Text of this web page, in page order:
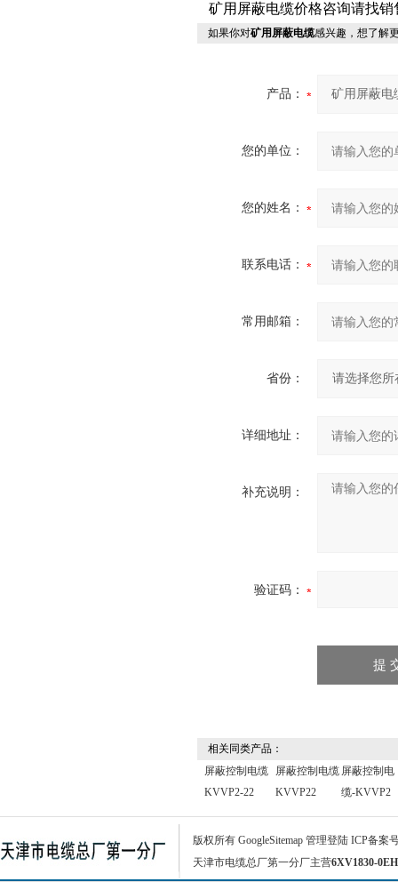
矿用屏蔽电缆价格咨询请找销
如果你对矿用屏蔽电缆感兴趣，想了解
产品：
您的单位：
您的姓名：
联系电话：
常用邮箱：
省份：
详细地址：
补充说明：
验证码：
相关同类产品：
屏蔽控制电缆
KVVP2-22
屏蔽控制电缆
KVVP22
屏蔽控制电
缆-KVVP2
版权所有 GoogleSitemap 管理登陆 ICP备案
天津市电缆总厂第一分厂主营6XV1830-